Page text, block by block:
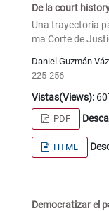
De la court
Una trayectoria
ma Corte de
Daniel Guzmán
225-256
Vistas(Views):
PDF
HTML
Democratizar el